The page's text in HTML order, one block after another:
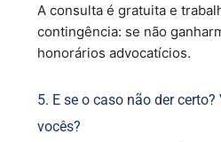
A consulta é gratuita e
contingência: se não
honorários advocatícios.
5. E se o caso não der
vocês?